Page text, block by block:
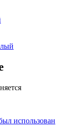
использован